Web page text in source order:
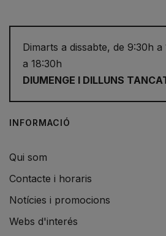
Dimarts a dissabte, de 9:30h a
a 18:30h
DIUMENGE I DILLUNS
INFORMACIÓ
Qui som
Contacte i horaris
Notícies i promocions
Webs d'interés